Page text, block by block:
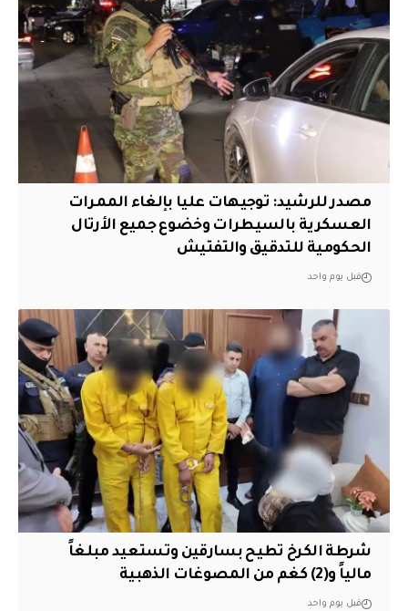
مصدر للرشيد: توجيهات عليا بإلغاء الممرات
العسكرية بالسيطرات وخضوع جميع الأرتال
الحكومية للتدقيق والتفتيش
قبل يوم واحد
شرطة الكرخ تطيح بسارقين وتستعيد مبلغاً
مالياً و(2) كغم من المصوغات الذهبية
قبل يوم واحد